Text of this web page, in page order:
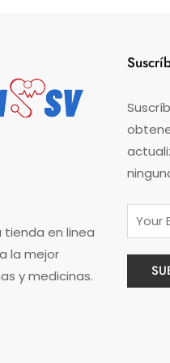
tienda en linea
la mejor
y medicinas.